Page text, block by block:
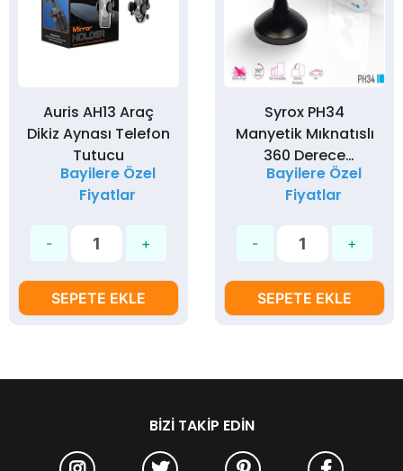
Auris AH13 Araç
Dikiz Aynası Telefon
Tutucu
Bayilere Özel
Fiyatlar
SEPETE EKLE
Syrox PH34
Manyetik Mıknatıslı
360 Derece
Dönebilen Telefon
Tutucu
Bayilere Özel
Fiyatlar
SEPETE EKLE
BIZI TAKIP EDIN